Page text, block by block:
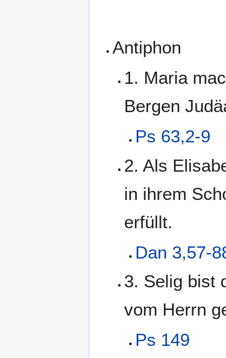
Antiphon
1. Maria
Bergen
Ps 63,2-9
2. Als
in ihrem
erfüllt.
Dan 3,57-
3. Selig bist
vom Herrn
Ps 149